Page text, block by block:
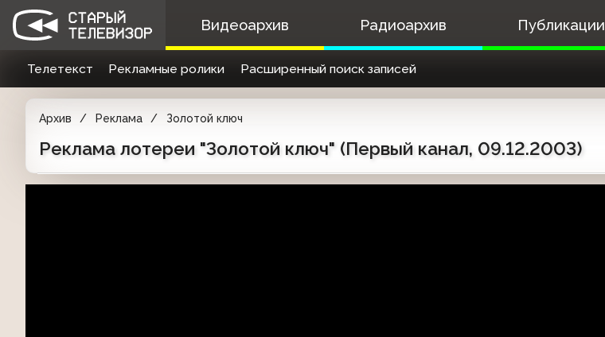
Видеоархив Радиоархив Публикации
Телетекст Рекламные ролики Расширенный поиск записей
Архив Реклама Золотой ключ
Реклама лотереи "Золотой ключ" (Первый канал, 09.12.2003)